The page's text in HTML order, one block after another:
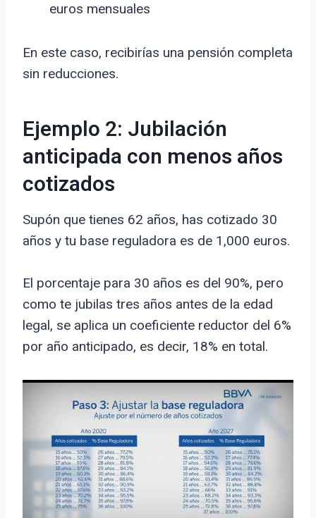
euros mensuales
En este caso, recibirías una pensión completa
sin reducciones.
Ejemplo 2: Jubilación
anticipada con menos años
cotizados
Supón que tienes 62 años, has cotizado 30
años y tu base reguladora es de 1,000 euros.
El porcentaje para 30 años es del 90%, pero
como te jubilas tres años antes de la edad
legal, se aplica un coeficiente reductor del 6%
por año anticipado, es decir, 18% en total.